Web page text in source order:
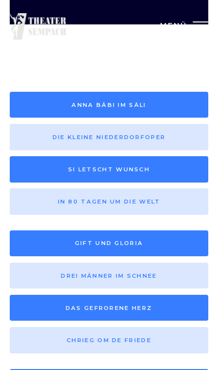
MENÜ
Saison vor 2013
ANNA BÄBI IM SÄLI
DIE KLEINE NIEDERDORFOPER
SI LETSCHT WUNSCH
IN 80 TAGEN UM DIE WELT
GIFT UND GLORIA
DREI MÄNNER IM SCHNEE
DAS GEFRORENE HERZ
CHRIEG OM DE FRIEDE